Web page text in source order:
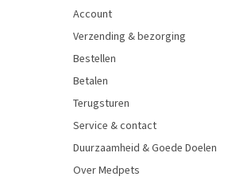
Account
Verzending & bezorging
Bestellen
Betalen
Terugsturen
Service & contact
Duurzaamheid & Goede Doelen
Over Medpets